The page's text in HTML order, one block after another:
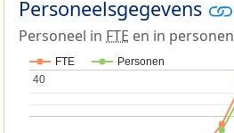
Personeelsgegevens
Personeel in FTE en in personen
FTE Personen
40
40